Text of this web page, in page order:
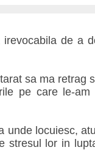
de a
sa ma retrag
pe care le-
unde locuiesc,
stresul lor in